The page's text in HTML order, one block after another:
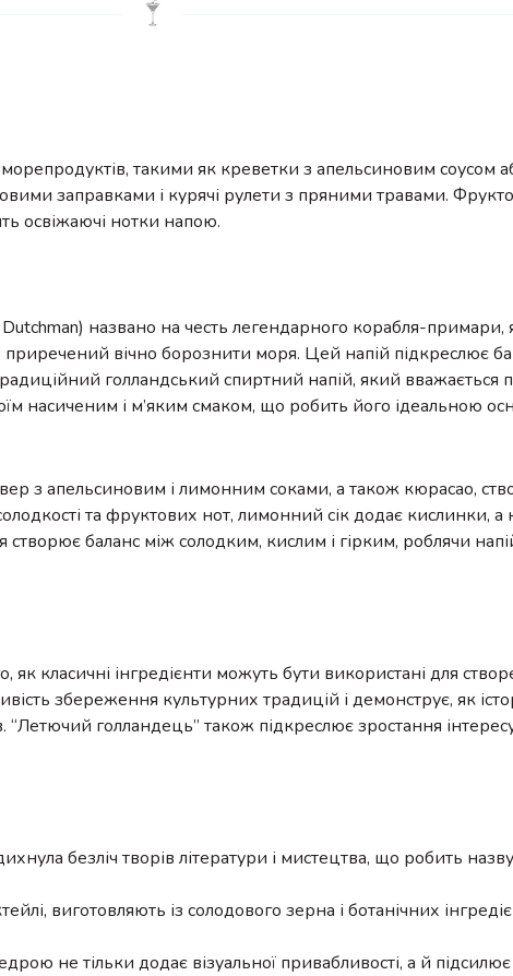
такими як креветки з апельсиновим соусом
заправками і курячі рулети з пряними травами.
освіжаючі нотки напою.
названо на честь легендарного корабля-примари,
приречений вічно борознити моря. Цей напій підкреслює
голландський спиртний напій, який
насиченим і м’яким смаком, що робить його ідеальною
з апельсиновим і лимонним соками, а також кюрасао,
та фруктових нот, лимонний сік додає кислинки, а
створює баланс між солодким, кислим і гірким, роблячи
класичні інгредієнти можуть бути використані для
збереження культурних традицій і демонструє, як
“Летючий голландець” також підкреслює зростання
безліч творів літератури і мистецтва, що робить
виготовляють із солодового зерна і ботанічних
не тільки додає візуальної привабливості, а й